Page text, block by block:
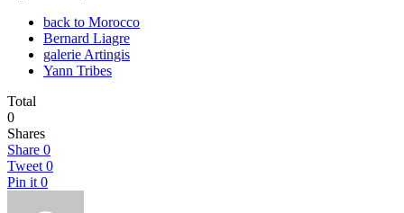
back to Morocco
Bernard Liagre
galerie Artingis
Yann Tribes
Total
0
Shares
Share 0
Tweet 0
Pin it 0